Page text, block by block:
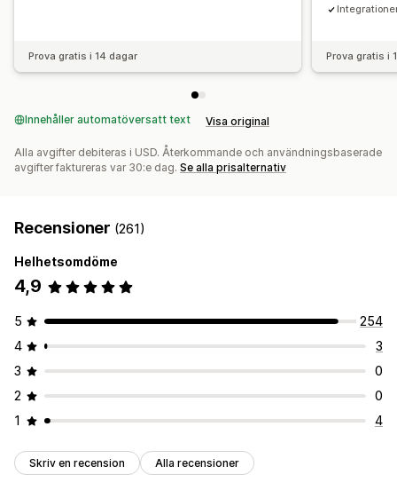
Prova gratis i 14 dagar Prova gratis i
Innehåller automatöversatt text Visa original
Alla avgifter debiteras i USD. Återkommande och användningsbaserade
avgifter faktureras var 30:e dag. Se alla prisalternativ
Recensioner (261)
Helhetsomdöme
4,9
5
254
4
3
3
0
2
0
1
4
Skriv en recension Alla recensioner